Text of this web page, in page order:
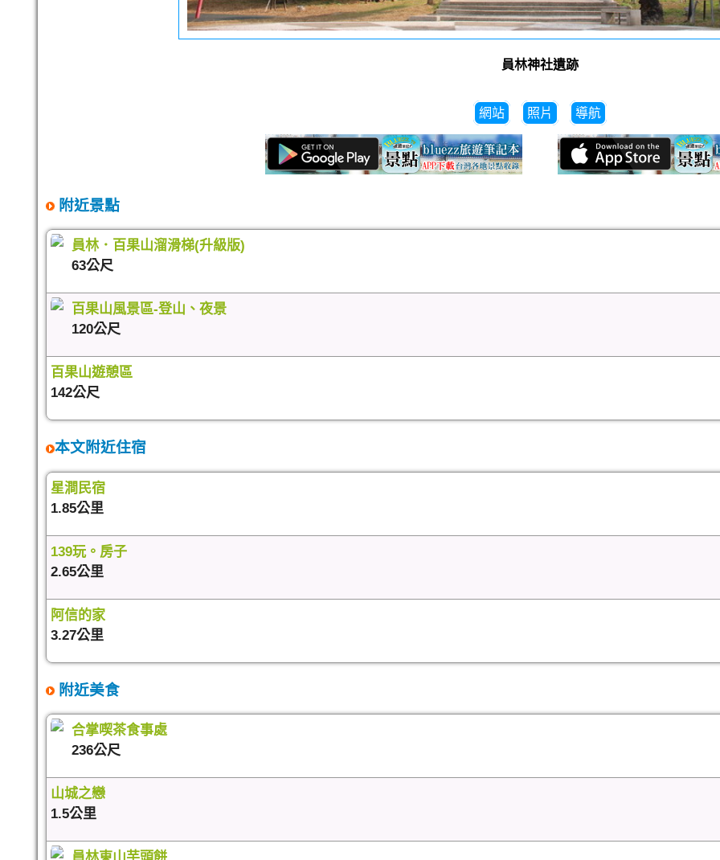
員林神社遺跡
網站 照片 導航
附近景點
員林．百果山溜滑梯(升級版)
63公尺
百果山風景區-登山、夜景
120公尺
百果山遊憩區
142公尺
本文附近住宿
星澗民宿
1.85公里
139玩。房子
2.65公里
阿信的家
3.27公里
附近美食
合掌喫茶食事處
236公尺
山城之戀
1.5公里